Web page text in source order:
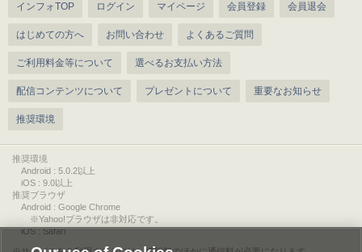
インフォTOP ログイン マイページ 会員登録 会員退会
はじめての方へ お問い合わせ よくあるご質問
ご利用料金等について 選べるお支払い方法
配信コンテンツについて プレゼントについて 重要なお知らせ
推奨環境
推奨環境
Android : 5.0.2以上
iOS : 9.0以上
推奨ブラウザ
Android : Google Chrome
※Yahoo!ブラウザは非対応です。
iOS : Safari